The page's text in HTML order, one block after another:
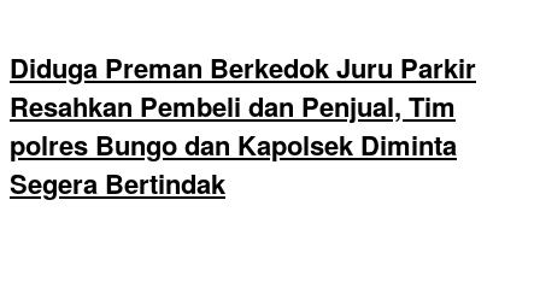
Diduga Preman Berkedok Juru Parkir
Resahkan Pembeli dan Penjual, Tim
polres Bungo dan Kapolsek Diminta
Segera Bertindak